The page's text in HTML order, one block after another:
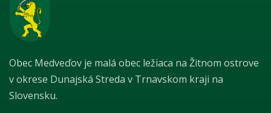
Obec Medveďov je malá obec ležiaca na Žitnom ostrove
v okrese Dunajská Streda v Trnavskom kraji na
Slovensku.